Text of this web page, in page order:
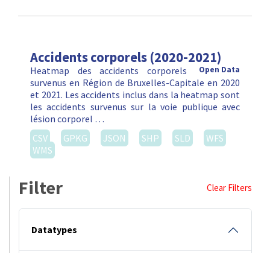
Accidents corporels (2020-2021)
Open Data
Heatmap des accidents corporels
survenus en Région de Bruxelles-Capitale en 2020
et 2021. Les accidents inclus dans la heatmap sont
les accidents survenus sur la voie publique avec
lésion corporel …
CSV
GPKG JSON SHP SLD
WFS
WMS
Filter Clear Filters
Datatypes